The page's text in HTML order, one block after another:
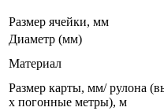
Размер ячейки, мм
Диаметр (мм)
Материал
Размер карты, мм/ рулона
х погонные метры), м